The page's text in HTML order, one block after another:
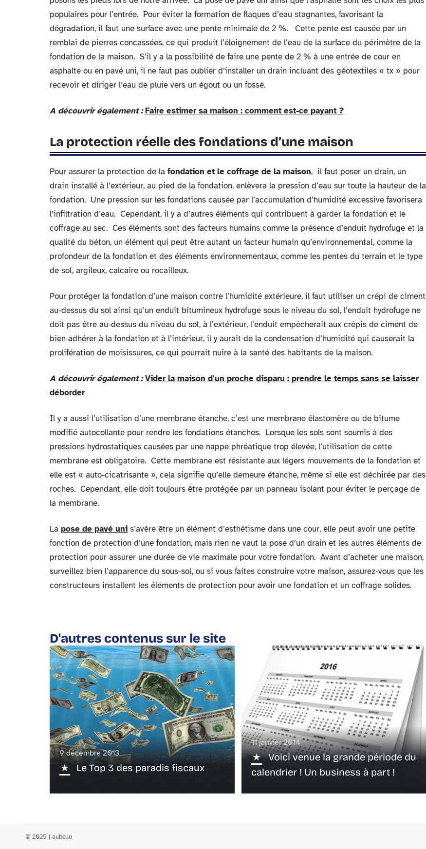
populaires pour l’entrée. Pour éviter la formation de flaques d’eau stagnantes, favorisant la
dégradation, il faut une surface avec une pente minimale de 2 %. Cette pente est causée par un
remblai de pierres concassées, ce qui produit l’éloignement de l’eau de la surface du périmètre de la
fondation de la maison. S’il y a la possibilité de faire une pente de 2 % à une entrée de cour en
asphalte ou en pavé uni, il ne faut pas oublier d’installer un drain incluant des géotextiles « tx » pour
recevoir et diriger l’eau de pluie vers un égout ou un fossé.
A découvrir également : Faire estimer sa maison : comment est-ce payant ?
La protection réelle des fondations d’une maison
Pour assurer la protection de la fondation et le coffrage de la maison, il faut poser un drain, un
drain installé à l’extérieur, au pied de la fondation, enlèvera la pression d’eau sur toute la hauteur de la
fondation. Une pression sur les fondations causée par l’accumulation d’humidité excessive favorisera
l’infiltration d’eau. Cependant, il y a d’autres éléments qui contribuent à garder la fondation et le
coffrage au sec. Ces éléments sont des facteurs humains comme la présence d’enduit hydrofuge et la
qualité du béton, un élément qui peut être autant un facteur humain qu’environnemental, comme la
profondeur de la fondation et des éléments environnementaux, comme les pentes du terrain et le type
de sol, argileux, calcaire ou rocailleux.
Pour protéger la fondation d’une maison contre l’humidité extérieure, il faut utiliser un crépi de ciment
au-dessus du sol ainsi qu’un enduit bitumineux hydrofuge sous le niveau du sol, l’enduit hydrofuge ne
doit pas être au-dessus du niveau du sol, à l’extérieur, l’enduit empêcherait aux crépis de ciment de
bien adhérer à la fondation et à l’intérieur, il y aurait de la condensation d’humidité qui causerait la
prolifération de moisissures, ce qui pourrait nuire à la santé des habitants de la maison.
A découvrir également : Vider la maison d'un proche disparu : prendre le temps sans se laisser
déborder
Il y a aussi l’utilisation d’une membrane étanche, c’est une membrane élastomère ou de bitume
modifié autocollante pour rendre les fondations étanches. Lorsque les sols sont soumis à des
pressions hydrostatiques causées par une nappe phréatique trop élevée, l’utilisation de cette
membrane est obligatoire. Cette membrane est résistante aux légers mouvements de la fondation et
elle est « auto-cicatrisante », cela signifie qu’elle demeure étanche, même si elle est déchirée par des
roches. Cependant, elle doit toujours être protégée par un panneau isolant pour éviter le perçage de
la membrane.
La pose de pavé uni s’avère être un élément d’esthétisme dans une cour, elle peut avoir une petite
fonction de protection d’une fondation, mais rien ne vaut la pose d’un drain et les autres éléments de
protection pour assurer une durée de vie maximale pour votre fondation. Avant d’acheter une maison,
surveillez bien l’apparence du sous-sol, ou si vous faites construire votre maison, assurez-vous que les
constructeurs installent les éléments de protection pour avoir une fondation et un coffrage solides.
D'autres contenus sur le site
9 décembre 2013
Le Top 3 des paradis fiscaux
11 janvier 2014
Voici venue la grande période du
calendrier ! Un business à part !
© 2025 | aube.lu